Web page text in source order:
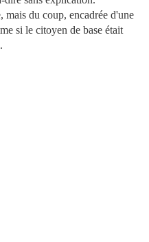
mais du coup, encadrée d'une
si le citoyen de base était